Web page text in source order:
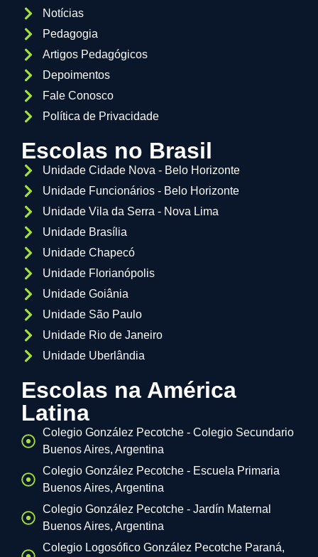
Notícias
Pedagogia
Artigos Pedagógicos
Depoimentos
Fale Conosco
Política de Privacidade
Escolas no Brasil
Unidade Cidade Nova - Belo Horizonte
Unidade Funcionários - Belo Horizonte
Unidade Vila da Serra - Nova Lima
Unidade Brasília
Unidade Chapecó
Unidade Florianópolis
Unidade Goiânia
Unidade São Paulo
Unidade Rio de Janeiro
Unidade Uberlândia
Escolas na América
Latina
Colegio González Pecotche - Colegio Secundario
Buenos Aires, Argentina
Colegio González Pecotche - Escuela Primaria
Buenos Aires, Argentina
Colegio González Pecotche - Jardín Maternal
Buenos Aires, Argentina
Colegio Logosófico González Pecotche Paraná,